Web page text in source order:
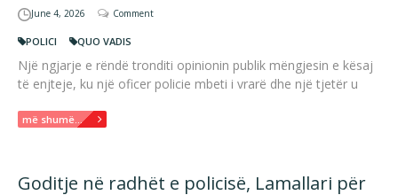
June 4, 2026 Comment
POLICI QUO VADIS
Një ngjarje e rëndë tronditi opinionin publik mëngjesin e kësaj
të enjteje, ku një oficer policie mbeti i vrarë dhe një tjetër u
më shumë...
Goditje në radhët e policisë, Lamallari për